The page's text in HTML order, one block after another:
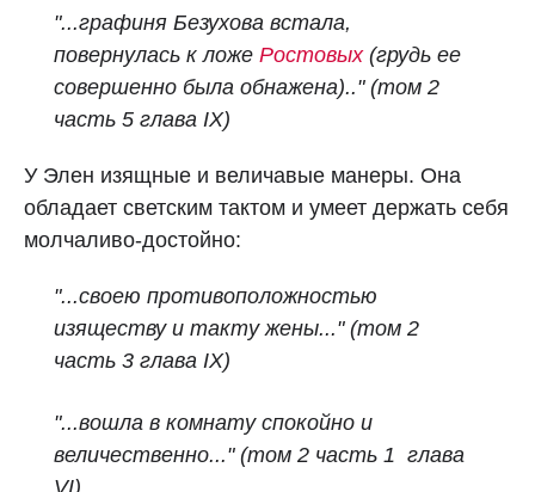
"...графиня Безухова встала,
повернулась к ложе Ростовых(грудь ее
совершенно была обнажена).." (том 2
часть 5 глава IX)
У Элен изящные и величавые манеры. Она
обладает светским тактом и умеет держать себя
молчаливо-достойно:
"...своею противоположностью
изяществу и такту жены..." (том 2
часть 3 глава IX)
"...вошла в комнату спокойно и
величественно..." (том 2 часть 1 глава
VI)